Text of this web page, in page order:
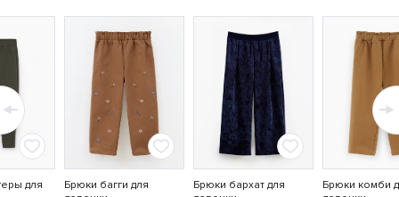
для
Брюки багги для
Брюки бархат для
Брюки комби